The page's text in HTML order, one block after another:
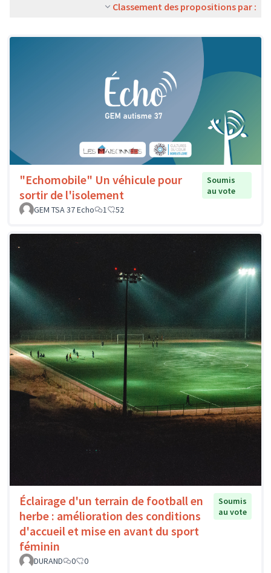
Classement des propositions par :
"Echomobile" Un véhicule pour
sortir de l'isolement
Soumis
au vote
GEM TSA 37 Echo
1 52
Éclairage d'un terrain de football en
herbe : amélioration des conditions
d'accueil et mise en avant du sport
féminin
Soumis
au vote
DURAND 0 0